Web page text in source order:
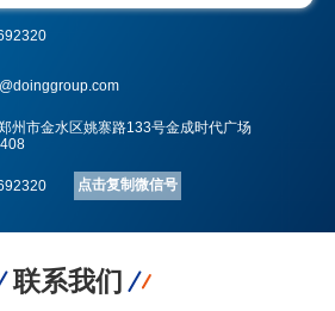
州市金水区姚寨路133号金成时代广场
点击复制微信号
联系我们